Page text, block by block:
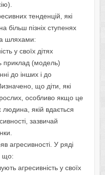
тенденцій, які
більш пізніх ступенях
шляхами:
у своїх дітях
приклад (модель)
до інших і до
що діти, які
особливо якщо це
якій вдається
зазвичай
агресивності. У ряді
що:
агресивність у своїх